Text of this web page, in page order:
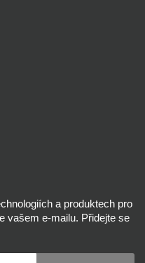
a produktech pro
vašem e-mailu. Přidejte se